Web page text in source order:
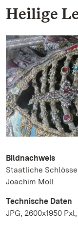
Heilige
Bildnachweis
Staatliche
Joachim Moll
Technische Daten
JPG, 2600x1950